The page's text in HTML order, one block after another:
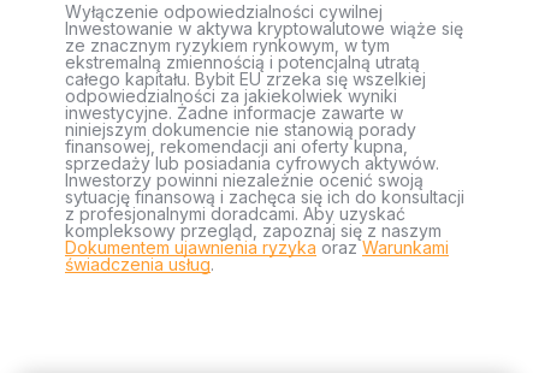
Wyłączenie odpowiedzialności cywilnej
Inwestowanie w aktywa kryptowalutowe wiąże się
ze znacznym ryzykiem rynkowym, w tym
ekstremalną zmiennością i potencjalną utratą
całego kapitału. Bybit EU zrzeka się wszelkiej
odpowiedzialności za jakiekolwiek wyniki
inwestycyjne. Żadne informacje zawarte w
niniejszym dokumencie nie stanowią porady
finansowej, rekomendacji ani oferty kupna,
sprzedaży lub posiadania cyfrowych aktywów.
Inwestorzy powinni niezależnie ocenić swoją
sytuację finansową i zachęca się ich do konsultacji
z profesjonalnymi doradcami. Aby uzyskać
kompleksowy przegląd, zapoznaj się z naszym
Dokumentem ujawnienia ryzyka orazWarunkami
świadczenia usług.